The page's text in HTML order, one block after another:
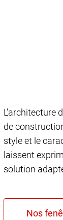
L'architecture
de
style et le
laissent
solution